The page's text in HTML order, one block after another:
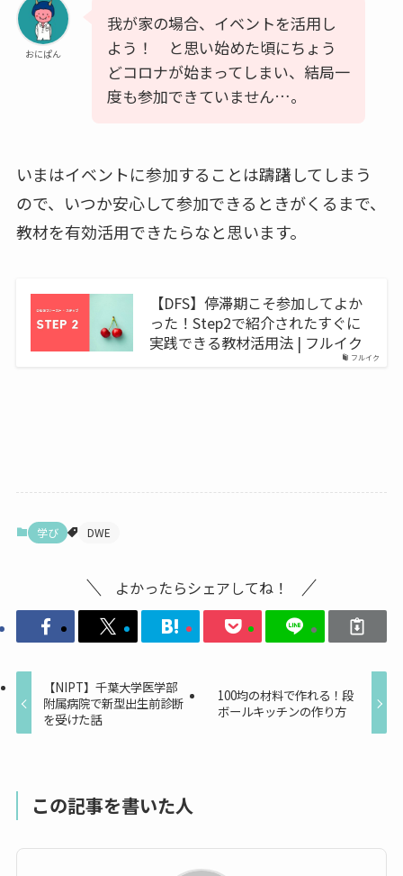
おにぱん
我が家の場合、イベントを活用し
よう！ と思い始めた頃にちょう
どコロナが始まってしまい、結局一
度も参加できていません…。
いまはイベントに参加することは躊躇してしまう
ので、いつか安心して参加できるときがくるまで、
教材を有効活用できたらなと思います。
フルイク
【DFS】停滞期こそ参加してよか
った！Step2で紹介されたすぐに
実践できる教材活用法 | フルイク
学び DWE
よかったらシェアしてね！
【NIPT】千葉大学医学部
附属病院で新型出生前診断
を受けた話
100均の材料で作れる！段
ボールキッチンの作り方
この記事を書いた人